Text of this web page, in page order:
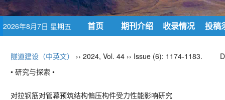
2026年8月7日 星期五 首页 期刊介绍 收录情况 投稿
隧道建设（中英文） ›› 2024, Vol. 44 ›› Issue (6): 1174-1183.
• 研究与探索 •
对拉钢筋对管幕预筑结构偏压构件受力性能影响研究